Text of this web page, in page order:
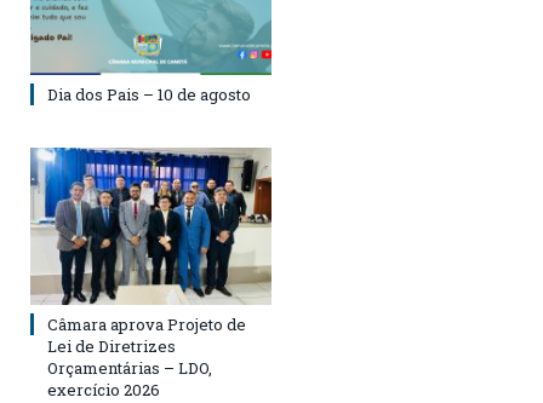
Dia dos Pais – 10 de agosto
Câmara aprova Projeto de
Lei de Diretrizes
Orçamentárias – LDO,
exercício 2026